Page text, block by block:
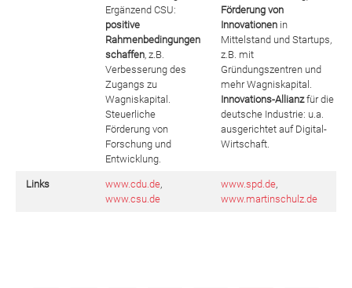
Ergänzend CSU:
positive
Rahmenbedingungen
schaffen, z.B.
Verbesserung des
Zugangs zu
Wagniskapital.
Steuerliche
Förderung von
Forschung und
Entwicklung.
Förderung von
Innovationenin
Mittelstand und Startups,
z.B. mit
Gründungszentren und
mehr Wagniskapital.
Innovations-Allianzfür die
deutsche Industrie: u.a.
ausgerichtet auf Digital-
Wirtschaft.
Links www.cdu.de,
www.csu.de
www.spd.de,
www.martinschulz.de